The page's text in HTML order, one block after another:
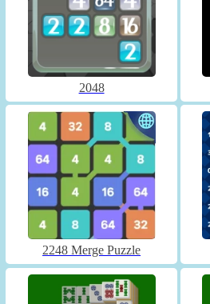
2048
2248 Merge Puzzle